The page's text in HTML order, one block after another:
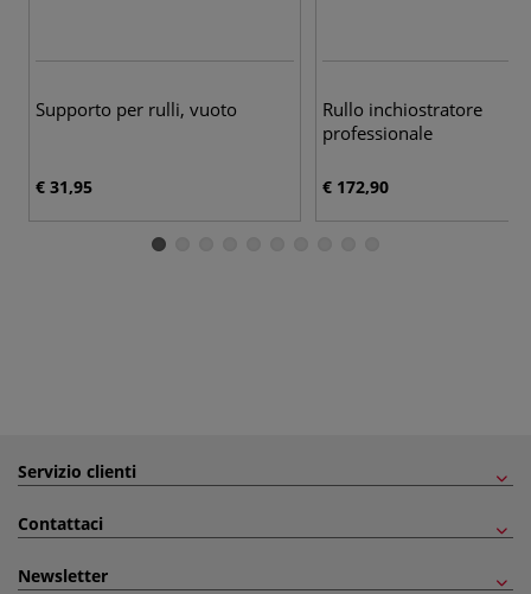
Supporto per rulli, vuoto
€ 31,95
Rullo inchiostratore
professionale
€ 172,90
Servizio clienti
Contattaci
Newsletter